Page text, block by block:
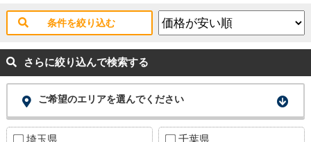
条件を絞り込む
さらに絞り込んで検索する
ご希望のエリアを選んでください
埼玉県 千葉県